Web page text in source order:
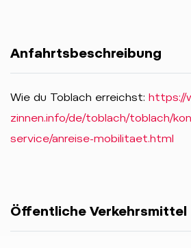
Anfahrtsbeschreibung
Wie du Toblach erreichst: https://
zinnen.info/de/toblach/toblach/
service/anreise-mobilitaet.html
Öffentliche Verkehrsmittel